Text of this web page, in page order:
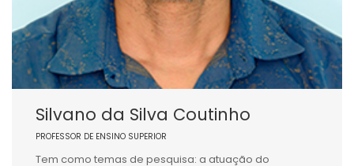
Silvano da Silva Coutinho
PROFESSOR DE ENSINO SUPERIOR
Tem como temas de pesquisa: a atuação do